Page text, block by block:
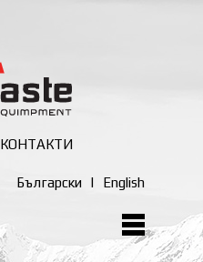
КОНТАКТИ
Български | English